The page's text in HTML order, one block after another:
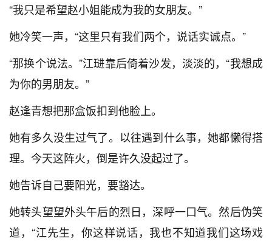
“我只是希望赵小姐能成为我的女朋友。”
她冷笑一声，“这里只有我们两个，说话实诚点。”
“那换个说法。”江琎靠后倚着沙发，淡淡的，“我想成
为你的男朋友。”
赵逢青想把那盒饭扣到他脸上。
她有多久没生过气了。以往遇到什么事，她都懒得搭
理。今天这阵火，倒是许久没起过了。
她告诉自己要阳光，要豁达。
她转头望望外头午后的烈日，深呼一口气。然后伪笑
道，“江先生，你这样说话，我也不知道我们这场戏